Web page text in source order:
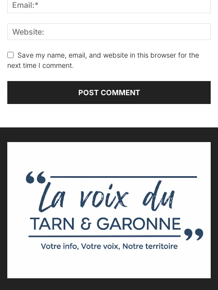
Save my name, email, and website in this browser for the
next time I comment.